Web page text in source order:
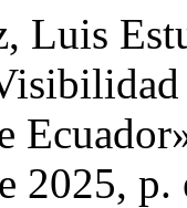
Luis
2025, p.